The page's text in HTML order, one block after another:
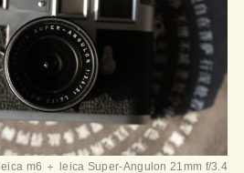
leica m6 ＋ leica Super-Angulon 21mm f/3.4